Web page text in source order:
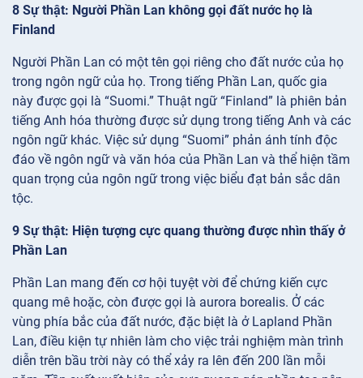
8 Sự thật: Người Phần Lan không gọi đất nước họ là
Finland
Người Phần Lan có một tên gọi riêng cho đất nước của họ
trong ngôn ngữ của họ. Trong tiếng Phần Lan, quốc gia
này được gọi là “Suomi.” Thuật ngữ “Finland” là phiên bản
tiếng Anh hóa thường được sử dụng trong tiếng Anh và các
ngôn ngữ khác. Việc sử dụng “Suomi” phản ánh tính độc
đáo về ngôn ngữ và văn hóa của Phần Lan và thể hiện tầm
quan trọng của ngôn ngữ trong việc biểu đạt bản sắc dân
tộc.
9 Sự thật: Hiện tượng cực quang thường được nhìn thấy ở
Phần Lan
Phần Lan mang đến cơ hội tuyệt vời để chứng kiến cực
quang mê hoặc, còn được gọi là aurora borealis. Ở các
vùng phía bắc của đất nước, đặc biệt là ở Lapland Phần
Lan, điều kiện tự nhiên làm cho việc trải nghiệm màn trình
diễn trên bầu trời này có thể xảy ra lên đến 200 lần mỗi